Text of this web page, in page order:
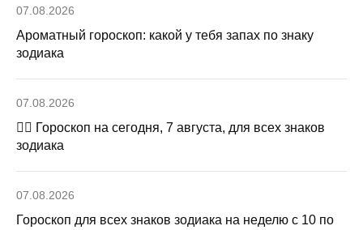
07.08.2026
Ароматный гороскоп: какой у тебя запах по знаку
зодиака
07.08.2026
🧙‍♀ Гороскоп на сегодня, 7 августа, для всех знаков
зодиака
07.08.2026
Гороскоп для всех знаков зодиака на неделю с 10 по